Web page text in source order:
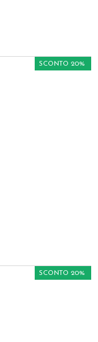
SCONTO 20%
SCONTO 20%